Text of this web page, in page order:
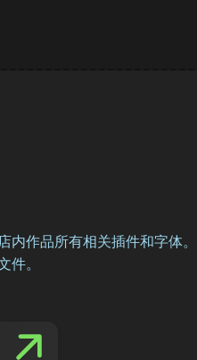
内作品所有相关插件和字体
。